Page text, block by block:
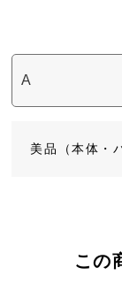
美品（本体・
この